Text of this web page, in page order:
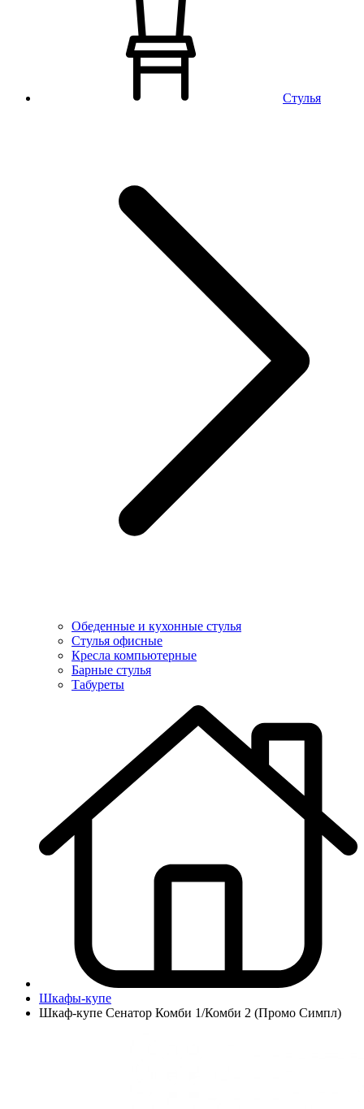
Стулья
Обеденные и кухонные стулья
Стулья офисные
Кресла компьютерные
Барные стулья
Табуреты
Шкафы-купе
Шкаф-купе Сенатор Комби 1/Комби 2 (Промо Симпл)